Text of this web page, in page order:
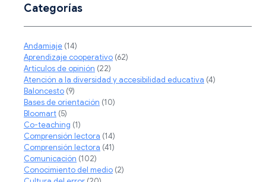
Categorías
Andamiaje (14)
Aprendizaje cooperativo (62)
Artículos de opinión (22)
Atención a la diversidad y accesibilidad educativa (4)
Baloncesto (9)
Bases de orientación (10)
Bloomart (5)
Co-teaching (1)
Comprensión lectora (14)
Comprensión lectora (41)
Comunicación (102)
Conocimiento del medio (2)